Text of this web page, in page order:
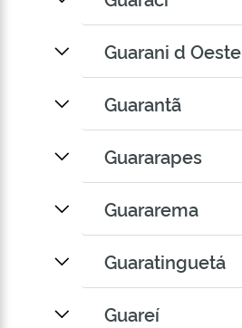
Guarani d Oeste
Guarantã
Guararapes
Guararema
Guaratinguetá
Guareí